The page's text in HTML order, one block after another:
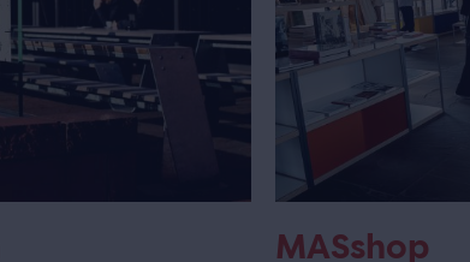
MASshop